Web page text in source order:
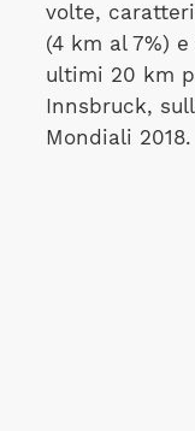
volte,
(4 km al 7%)
ultimi 20 km
Innsbruck,
Mondiali 2018.